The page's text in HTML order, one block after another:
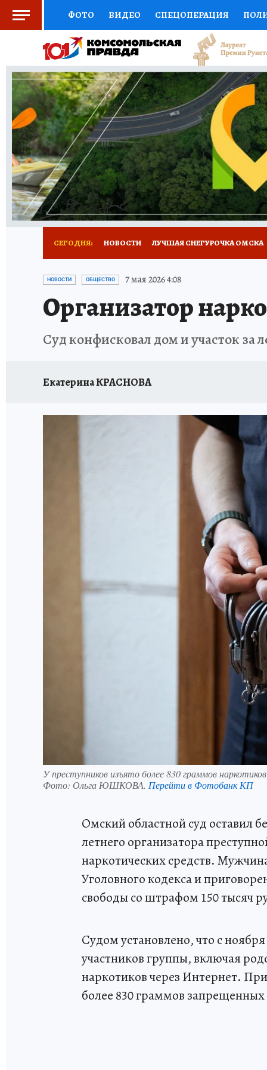
ФОТО ВИДЕО СПЕЦОПЕРАЦИЯ
СОЦПОДДЕРЖКА НАУКА СПОРТ
ВЫБОР ЭКСПЕРТОВ ДОКТОР
КНИЖНАЯ ПОЛКА ПРОГНОЗЫ НА СПОРТ
ПРЕСС-ЦЕНТР НЕДВИЖИМОСТЬ
РАДИО КП РЕКЛАМА ТЕСТЫ НОВОЕ
СЕГОДНЯ: НОВОСТИ ЛУЧШАЯ СНЕГУРОЧКА ОМСКА
ПРОИСШЕСТВИЯ АФИША
НОВОСТИ ОБЩЕСТВО 7 мая 2026 4:08
Организатор
Суд конфисковал дом и участок за
Екатерина КРАСНОВА
У преступников изъято более 830 граммов
Фото: Ольга ЮШКОВА. Перейти в Фотобанк КП
Омский областной суд оставил
летнего организатора
наркотических средств.
Уголовного кодекса и
свободы со штрафом 150 тысяч
Судом установлено, что с
участников группы, включая
наркотиков через Интернет.
более 830 граммов